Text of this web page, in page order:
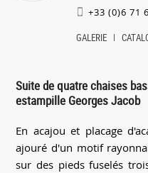
+33 (0)6 71
GALERIE
Suite de quatre chaises
estampille Georges Jacob
En acajou et placage
ajouré d'un motif
sur des pieds fuselés